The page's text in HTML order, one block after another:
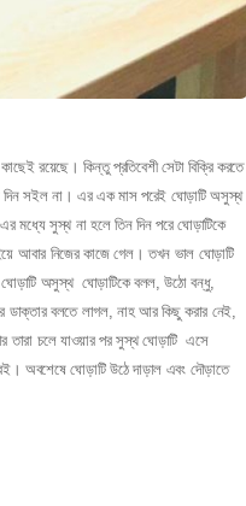
রয়েছে। কিন্তু প্রতিবেশী সেটা বিক্রি করতে
দিন সইল না। এর এক মাস পরেই ঘোড়াটি অসুস্থ
মধ্যে সুস্থ না হলে তিন দিন পরে ঘোড়াটিকে
আবার নিজের কাজে গেল। তখন ভাল ঘোড়াটি
অসুস্থ ঘোড়াটিকে বলল, উঠো বন্ধু,
বলতে লাগল, নাহ আর কিছু করার নেই,
চলে যাওয়ার পর সুস্থ ঘোড়াটি এসে
ঘোড়াটি উঠে দাড়াল এবং দৌড়াতে